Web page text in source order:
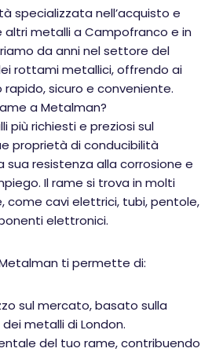
specializzata nell’acquisto e
altri metalli a Campofranco e in
da anni nel settore del
rottami metallici, offrendo ai
rapido, sicuro e conveniente.
a Metalman?
più richiesti e preziosi sul
proprietà di conducibilità
resistenza alla corrosione e
Il rame si trova in molti
come cavi elettrici, tubi, pentole,
elettronici.
ti permette di:
sul mercato, basato sulla
metalli di London.
del tuo rame, contribuendo